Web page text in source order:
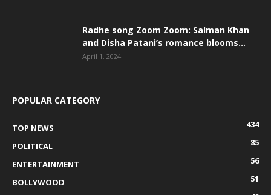
Radhe song Zoom Zoom: Salman Khan
and Disha Patani’s romance blooms...
April 1, 2024
POPULAR CATEGORY
TOP NEWS
434
POLITICAL
85
ENTERTAINMENT
56
BOLLYWOOD
51